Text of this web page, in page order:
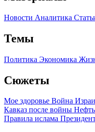
Новости Аналитика
Темы
Политика Экономика
Сюжеты
Мое здоровье Война
Кавказ после войны
Правила ислама